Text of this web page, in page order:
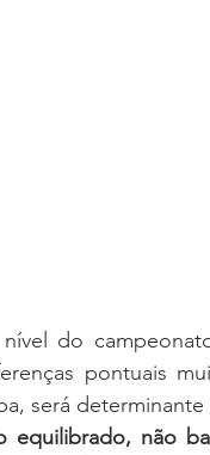
do
pontuais
será determinante
equilibrado, não